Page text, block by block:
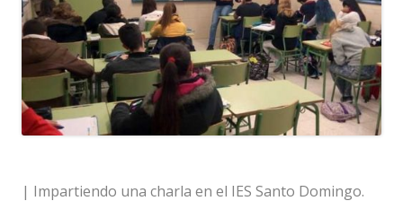
| Impartiendo una charla en el IES Santo Domingo.